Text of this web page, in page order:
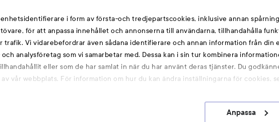
i form av första-och tredjepartscookies, inklusive annan
för att anpassa innehållet och annonserna till användarna, tillhandahålla
trafik. Vi vidarebefordrar även sådana identifierare och annan information från din
analysföretag som vi samarbetar med. Dessa kan i sin tur kombinera
eller som de har samlat in när du har använt deras tjänster. Du
vår webbplats. För information om hur du kan ändra inställningarna för cookies,
Anpassa
Partners
Du kanske också gillar
Smink
Hårnålar